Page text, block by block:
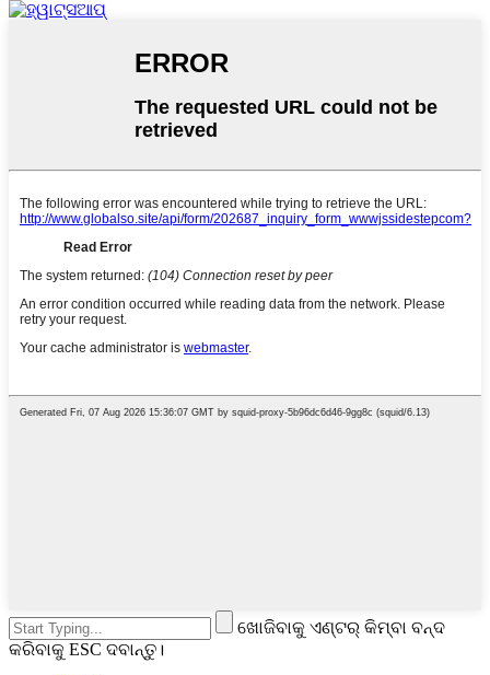
ଖୋଜିବାକୁ ଏଣ୍ଟର୍ କିମ୍ବା ବନ୍ଦ
କରିବାକୁ ESC ଦବାନ୍ତୁ।